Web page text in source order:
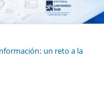
un reto a la